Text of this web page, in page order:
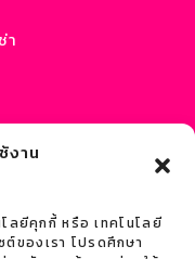
งาน
ลยีคุกกี้ หรือ เทคโนโลยี
ของเรา โปรดศึกษา
า